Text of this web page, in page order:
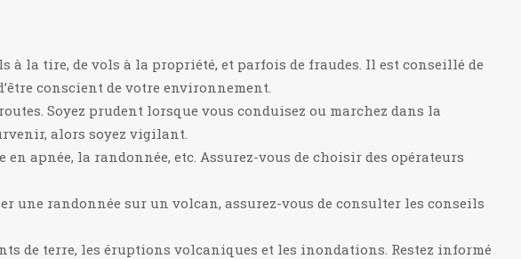
la tire, de vols à la propriété, et parfois de fraudes. Il est conseillé de
conscient de votre environnement.
Soyez prudent lorsque vous conduisez ou marchez dans la
alors soyez vigilant.
apnée, la randonnée, etc. Assurez-vous de choisir des opérateurs
une randonnée sur un volcan, assurez-vous de consulter les conseils
de terre, les éruptions volcaniques et les inondations. Restez informé